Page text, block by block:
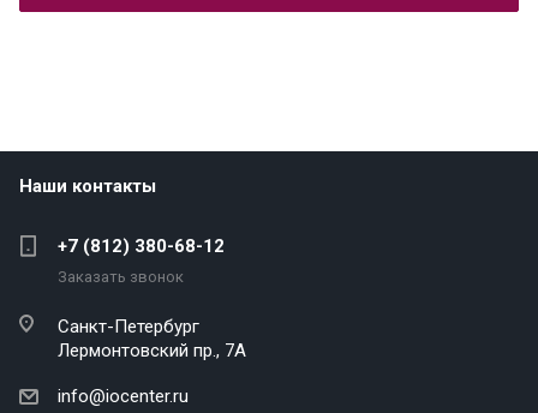
Наши контакты
+7 (812) 380-68-12
Заказать звонок
Санкт-Петербург
Лермонтовский пр., 7А
info@iocenter.ru